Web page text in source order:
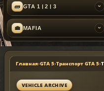
🧱 GTA 1 | 2 | 3 ›
💼 MAFIA ›
Главная›GTA 5›Транспорт GTA 5›
VEHICLE ARCHIVE